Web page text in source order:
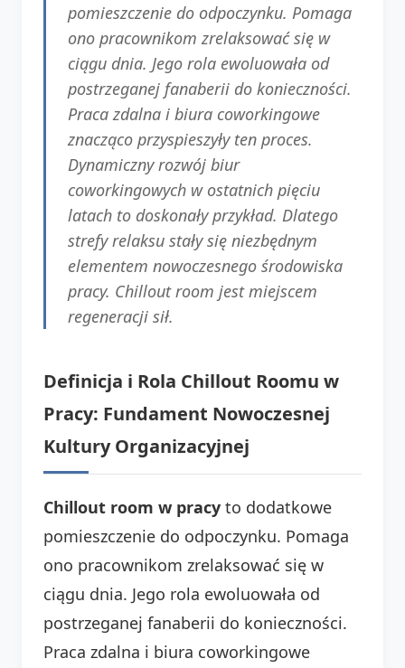
pomieszczenie do odpoczynku. Pomaga
ono pracownikom zrelaksować się w
ciągu dnia. Jego rola ewoluowała od
postrzeganej fanaberii do konieczności.
Praca zdalna i biura coworkingowe
znacząco przyspieszyły ten proces.
Dynamiczny rozwój biur
coworkingowych w ostatnich pięciu
latach to doskonały przykład. Dlatego
strefy relaksu stały się niezbędnym
elementem nowoczesnego środowiska
pracy. Chillout room jest miejscem
regeneracji sił.
Definicja i Rola Chillout Roomu w
Pracy: Fundament Nowoczesnej
Kultury Organizacyjnej
Chillout room w pracy to dodatkowe
pomieszczenie do odpoczynku. Pomaga
ono pracownikom zrelaksować się w
ciągu dnia. Jego rola ewoluowała od
postrzeganej fanaberii do konieczności.
Praca zdalna i biura coworkingowe